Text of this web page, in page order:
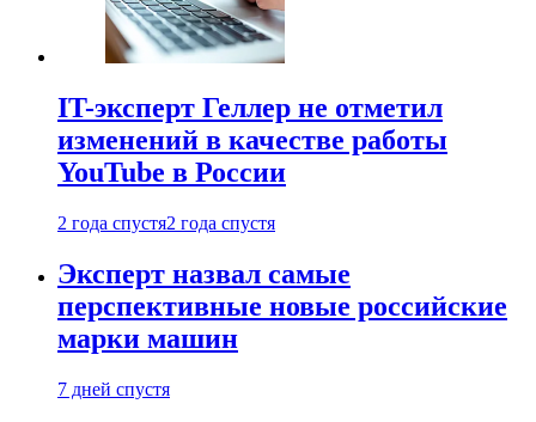
IT-эксперт Геллер не отметил
изменений в качестве работы
YouTube в России
2 года спустя2 года спустя
Эксперт назвал самые
перспективные новые российские
марки машин
7 дней спустя